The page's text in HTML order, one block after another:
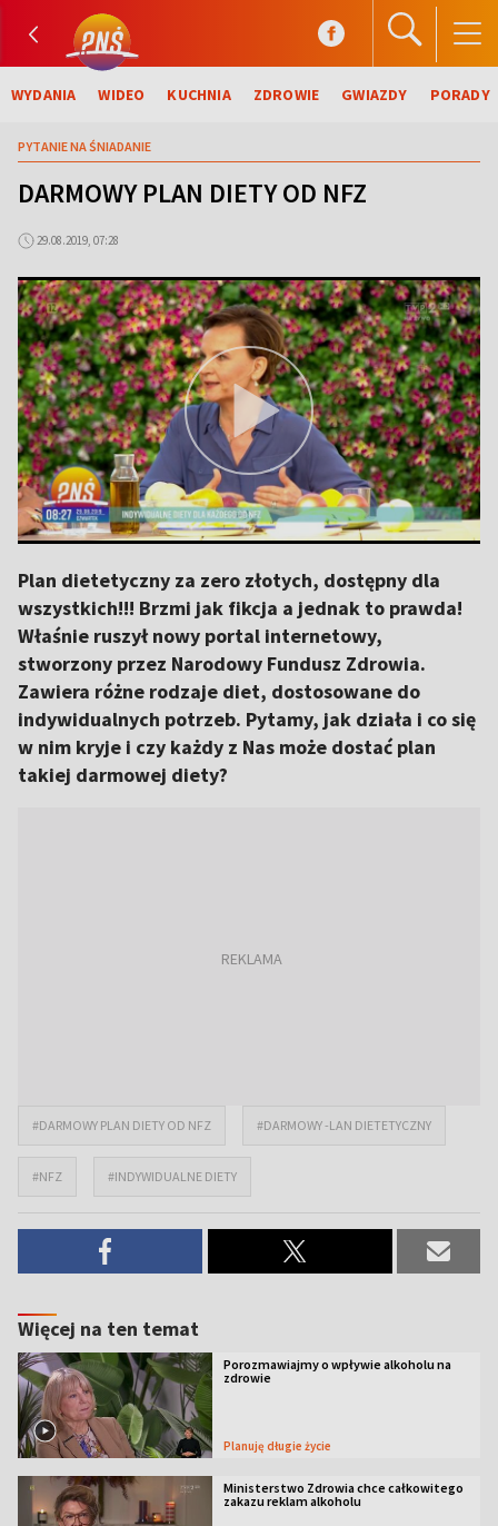
WYDANIA WIDEO KUCHNIA ZDROWIE GWIAZDY PORADY
PYTANIE NA ŚNIADANIE
DARMOWY PLAN DIETY OD NFZ
29.08.2019, 07:28
Plan dietetyczny za zero złotych, dostępny dla
wszystkich!!! Brzmi jak fikcja a jednak to prawda!
Właśnie ruszył nowy portal internetowy,
stworzony przez Narodowy Fundusz Zdrowia.
Zawiera różne rodzaje diet, dostosowane do
indywidualnych potrzeb. Pytamy, jak działa i co się
w nim kryje i czy każdy z Nas może dostać plan
takiej darmowej diety?
#DARMOWY PLAN DIETY OD NFZ #DARMOWY -LAN DIETETYCZNY
#NFZ #INDYWIDUALNE DIETY
Więcej na ten temat
Porozmawiajmy o wpływie alkoholu na
zdrowie
Planuję długie życie
Ministerstwo Zdrowia chce całkowitego
zakazu reklam alkoholu